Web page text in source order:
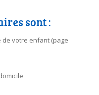
sont :
de votre enfant (page